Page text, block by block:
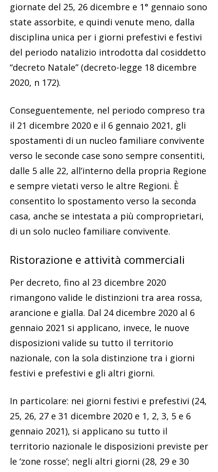
giornate del 25, 26 dicembre e 1° gennaio sono
state assorbite, e quindi venute meno, dalla
disciplina unica per i giorni prefestivi e festivi
del periodo natalizio introdotta dal cosiddetto
“decreto Natale” (decreto-legge 18 dicembre
2020, n 172).
Conseguentemente, nel periodo compreso tra
il 21 dicembre 2020 e il 6 gennaio 2021, gli
spostamenti di un nucleo familiare convivente
verso le seconde case sono sempre consentiti,
dalle 5 alle 22, all’interno della propria Regione
e sempre vietati verso le altre Regioni. È
consentito lo spostamento verso la seconda
casa, anche se intestata a più comproprietari,
di un solo nucleo familiare convivente.
Ristorazione e attività commerciali
Per decreto, fino al 23 dicembre 2020
rimangono valide le distinzioni tra area rossa,
arancione e gialla. Dal 24 dicembre 2020 al 6
gennaio 2021 si applicano, invece, le nuove
disposizioni valide su tutto il territorio
nazionale, con la sola distinzione tra i giorni
festivi e prefestivi e gli altri giorni.
In particolare: nei giorni festivi e prefestivi (24,
25, 26, 27 e 31 dicembre 2020 e 1, 2, 3, 5 e 6
gennaio 2021), si applicano su tutto il
territorio nazionale le disposizioni previste per
le ‘zone rosse’; negli altri giorni (28, 29 e 30